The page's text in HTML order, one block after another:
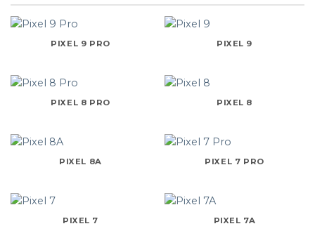
PIXEL 9 PRO PIXEL 9
PIXEL 8 PRO PIXEL 8
PIXEL 8A PIXEL 7 PRO
PIXEL 7 PIXEL 7A